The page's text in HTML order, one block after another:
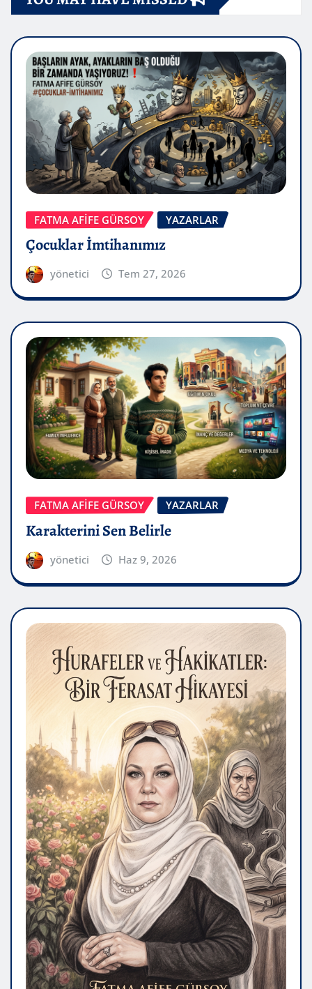
FATMA AFİFE GÜRSOY YAZARLAR
Çocuklar İmtihanımız
yönetici Tem 27, 2026
FATMA AFİFE GÜRSOY YAZARLAR
Karakterini Sen Belirle
yönetici Haz 9, 2026